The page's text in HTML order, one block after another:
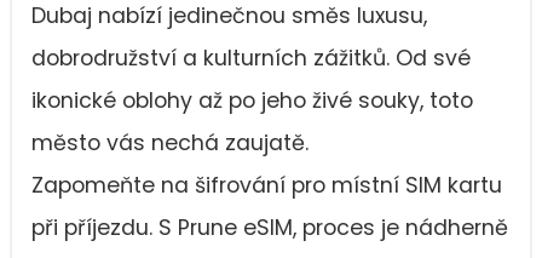
Dubaj nabízí jedinečnou směs luxusu,
dobrodružství a kulturních zážitků. Od své
ikonické oblohy až po jeho živé souky, toto
město vás nechá zaujatě.
Zapomeňte na šifrování pro místní SIM kartu
při příjezdu. S Prune eSIM, proces je nádherně